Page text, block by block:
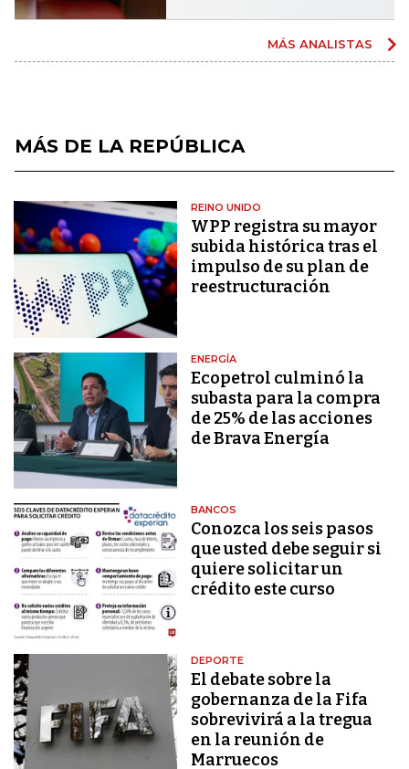
MÁS ANALISTAS
MÁS DE LA REPÚBLICA
REINO UNIDO
WPP registra su mayor
subida histórica tras el
impulso de su plan de
reestructuración
ENERGÍA
Ecopetrol culminó la
subasta para la compra
de 25% de las acciones
de Brava Energía
BANCOS
Conozca los seis pasos
que usted debe seguir si
quiere solicitar un
crédito este curso
DEPORTE
El debate sobre la
gobernanza de la Fifa
sobrevivirá a la tregua
en la reunión de
Marruecos